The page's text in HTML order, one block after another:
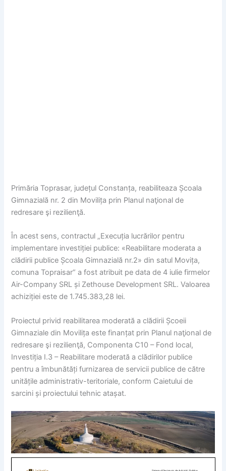
Primăria Toprasar, județul Constanța, reabiliteaza Școala
Gimnazială nr. 2 din Movilița prin Planul naţional de
redresare şi rezilienţă.
În acest sens, contractul „Execuția lucrărilor pentru
implementare investiției publice: «Reabilitare moderata a
clădirii publice Școala Gimnazială nr.2» din satul Movița,
comuna Topraisar“ a fost atribuit pe data de 4 iulie firmelor
Air-Company SRL și Zethouse Development SRL. Valoarea
achiziției este de 1.745.383,28 lei.
Proiectul privid reabilitarea moderată a clădirii Școeii
Gimnaziale din Movilița este finanțat prin Planul naţional de
redresare şi rezilienţă, Componenta C10 – Fond local,
Investiția I.3 – Reabilitare moderată a clădirilor publice
pentru a îmbunătăți furnizarea de servicii publice de către
unitățile administrativ-teritoriale, conform Caietului de
sarcini și proiectului tehnic atașat.